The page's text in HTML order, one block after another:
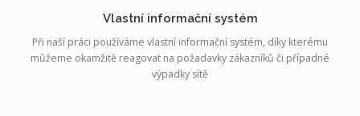
Vlastní informační systém
Při naší práci používáme vlastní informační systém, díky kterému
můžeme okamžitě reagovat na požadavky zákazníků či případné
výpadky sítě